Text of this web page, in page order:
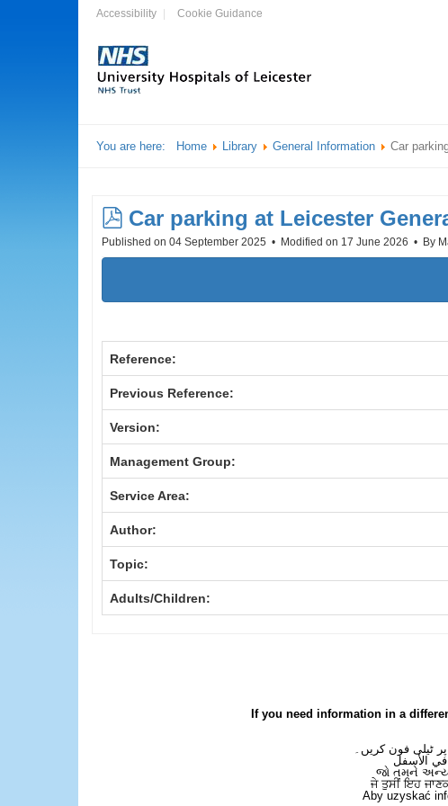
Accessibility Cookie Guidance
You are here: Home Library General Information Car
pdf
Car parking at Leicester
Published on 04 September 2025 Modified on 17 June 2026 By
Reference:
Previous Reference:
Version:
Management Group:
Service Area:
Author:
Topic:
Adults/Children:
If you need information in a
ٹیلی فون کریں۔
في الأسفل
જો તમને અન્ય
ਜੇ ਤੁਸੀਂ ਇਹ
Aby uzyskać